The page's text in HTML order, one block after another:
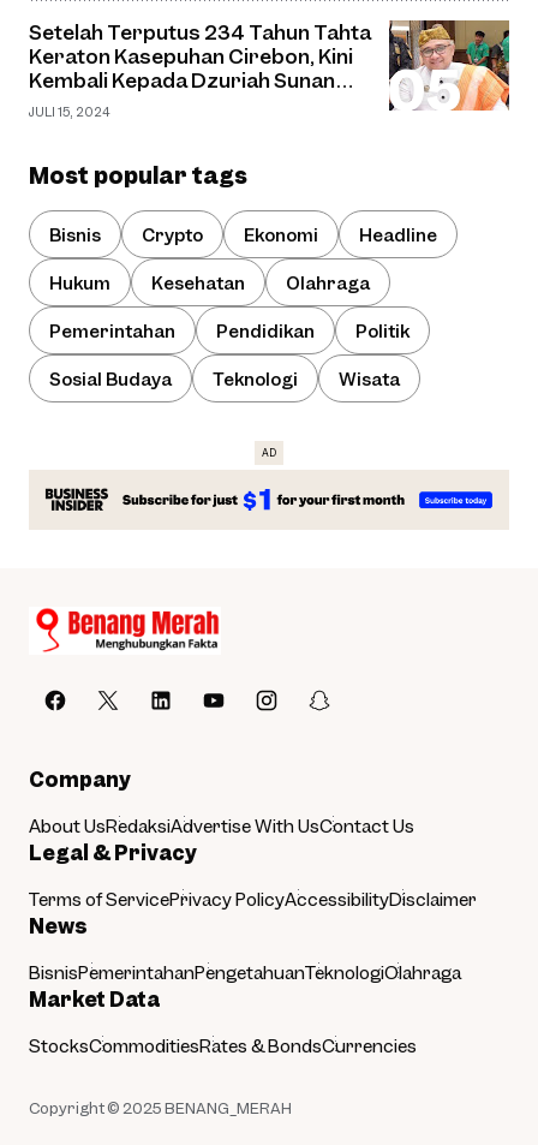
Setelah Terputus 234 Tahun Tahta
Keraton Kasepuhan Cirebon, Kini
Kembali Kepada Dzuriah Sunan
Gunung Jati Yang Asli
JULI 15, 2024
Most popular tags
Bisnis Crypto Ekonomi Headline
Hukum Kesehatan Olahraga
Pemerintahan Pendidikan Politik
Sosial Budaya Teknologi Wisata
Company
About UsRedaksiAdvertise With UsContact Us
Legal & Privacy
Terms of ServicePrivacy PolicyAccessibilityDisclaimer
News
BisnisPemerintahanPengetahuanTeknologiOlahraga
Market Data
StocksCommoditiesRates & BondsCurrencies
Copyright © 2025BENANG_MERAH